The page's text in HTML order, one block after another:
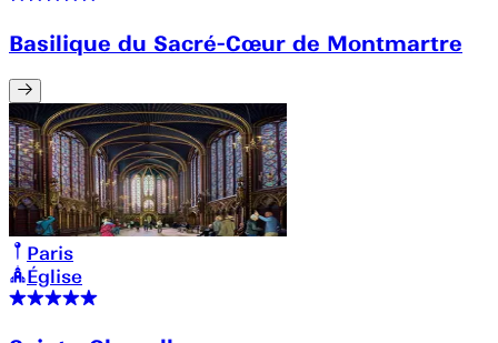
Basilique du Sacré-Cœur de Montmartre
Paris
Église